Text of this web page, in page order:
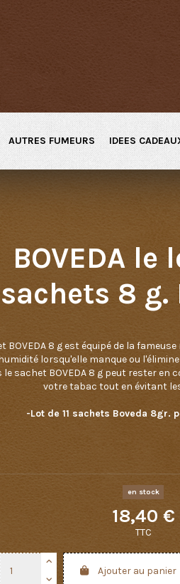
AUTRES FUMEURS IDEES
BOVEDA le
sachets 8 g.
BOVEDA 8 g est équipé de la
lorsqu'elle manque ou
le sachet BOVEDA 8 g peut rester en
votre tabac tout en évitant
-Lot de 11 sachets Boveda 8gr.
en stock
18,40 €
TTC
Ajouter au panier